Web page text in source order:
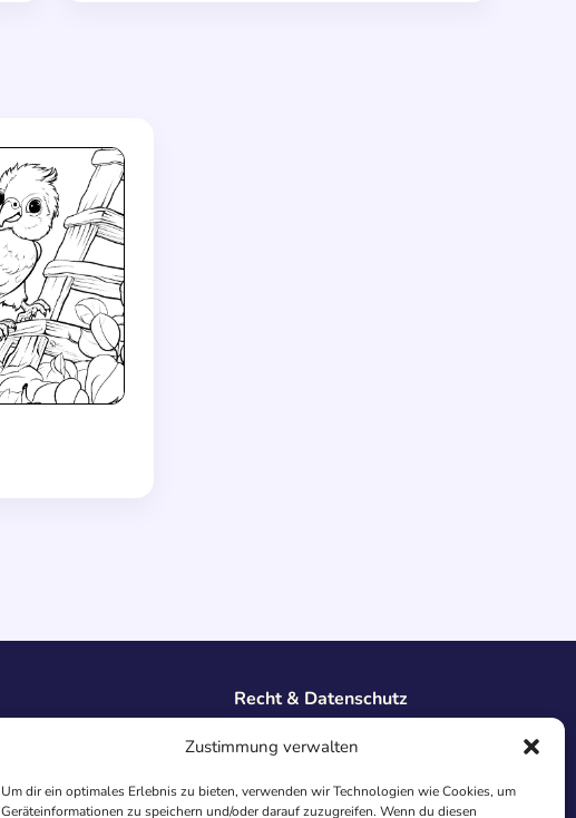
Zustimmung verwalten
Um dir ein optimales Erlebnis zu bieten, verwenden wir Technologien wie Cookies, um
Geräteinformationen zu speichern und/oder darauf zuzugreifen. Wenn du diesen
Recht & Datenschutz
Datenschutz
AGB